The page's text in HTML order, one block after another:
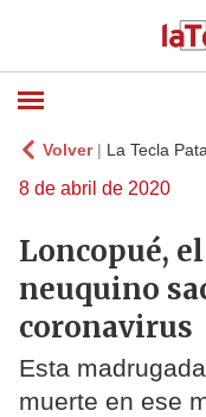
Volver| La Tecla
8 de abril de 2020
Loncopué,
neuquino
coronavirus
Esta
muerte en ese